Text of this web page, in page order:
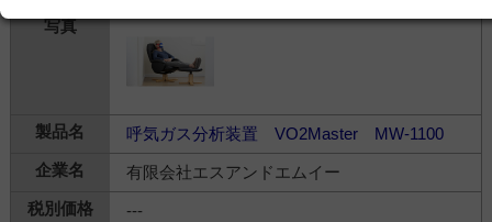
呼気ガス分析装置 VO2Master MW-1100
有限会社エスアンドエムイー
---